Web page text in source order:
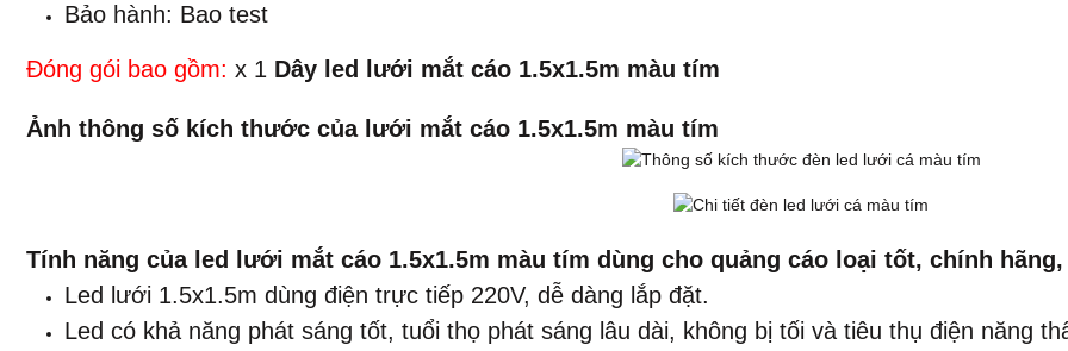
Bảo hành: Bao test
​Đóng gói bao gồm: x 1 Dây led lưới mắt cáo 1.5x1.5m màu tím
Ảnh thông số kích thước của lưới mắt cáo 1.5x1.5m màu tím
Tính năng của led lưới mắt cáo 1.5x1.5m màu tím dùng cho quảng cáo loại tốt, chính
Led lưới 1.5x1.5m dùng điện trực tiếp 220V, dễ dàng lắp đặt.
Led có khả năng phát sáng tốt, tuổi thọ phát sáng lâu dài, không bị tối và tiêu thụ điện năng